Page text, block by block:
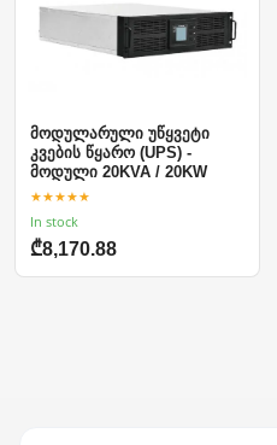
მოდულარული უწყვეტი
კვების წყარო (UPS) -
მოდული 20KVA / 20KW
★★★★★
In stock
₾8,170.88